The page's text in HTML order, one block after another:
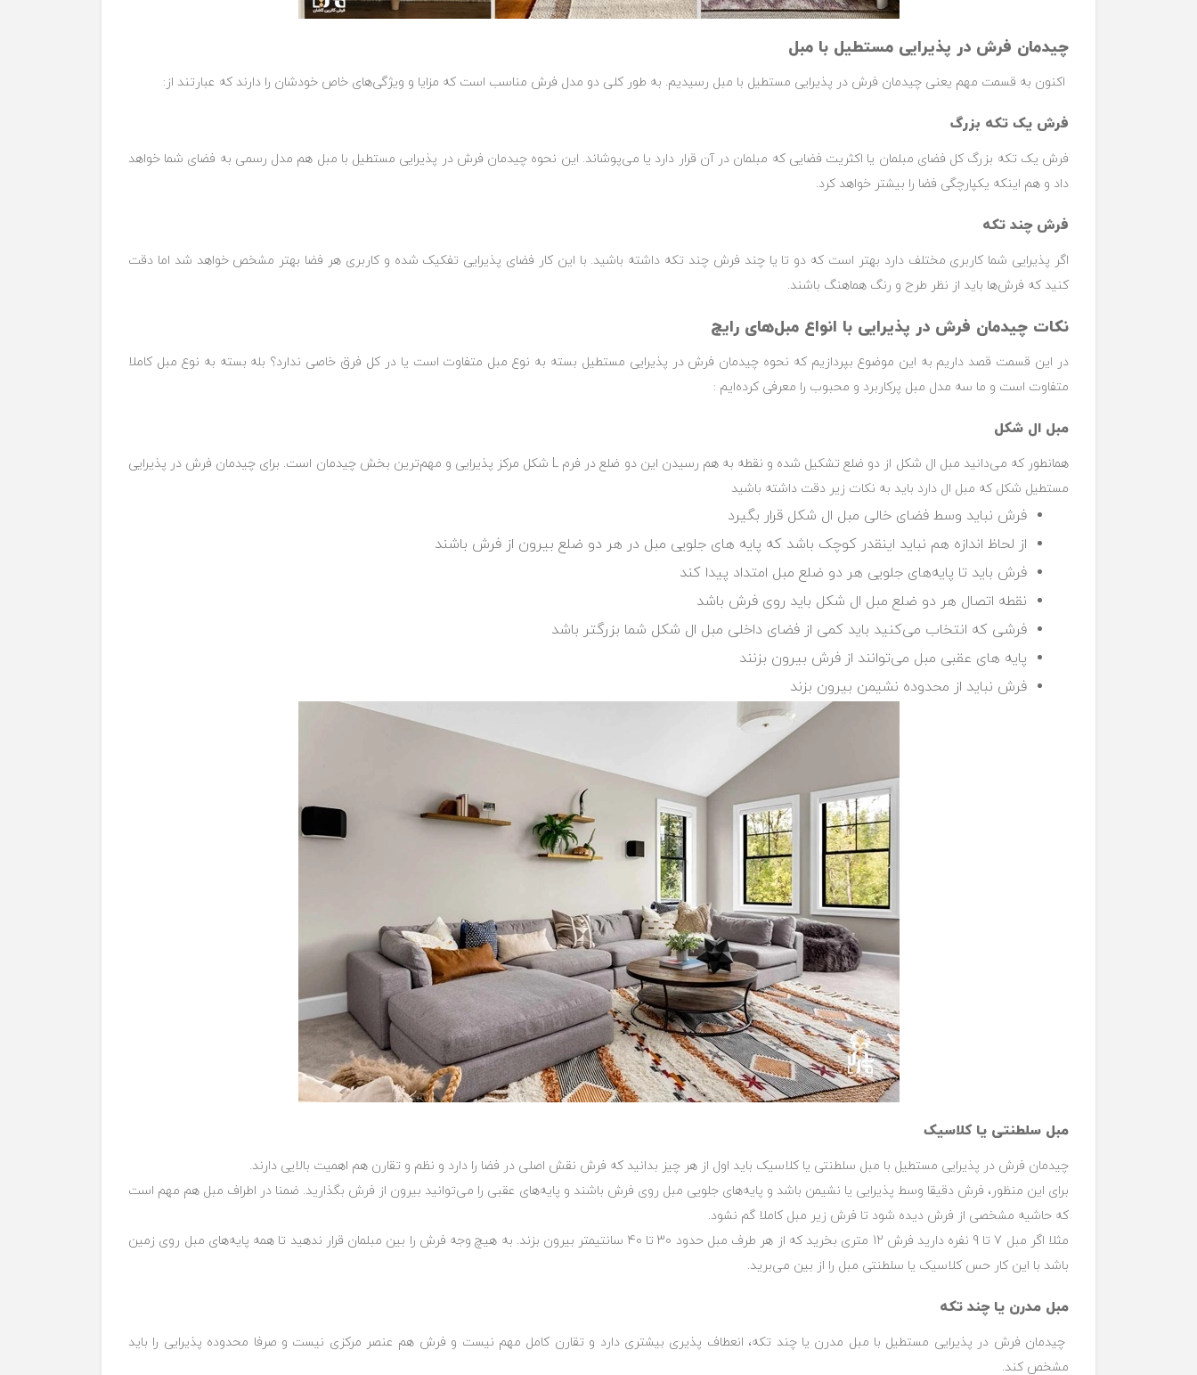
چیدمان فرش در پذیرایی مستطیل با مبل
اکنون به قسمت مهم یعنی چیدمان فرش در پذیرایی مستطیل با مبل رسیدیم. به طور کلی دو مدل فرش مناسب است که مزایا و ویژگی‌های خاص خودشان را دارند که عبارتند از:
فرش یک تکه بزرگ
فرش یک تکه بزرگ کل فضای مبلمان یا اکثریت فضایی که مبلمان در آن قرار دارد یا می‌پوشاند. این نحوه چیدمان فرش در پذیرایی مستطیل با مبل هم مدل رسمی به فضای شما خواهد
داد و هم اینکه یکپارچگی فضا را بیشتر خواهد کرد.
فرش چند تکه
اگر پذیرایی شما کاربری مختلف دارد بهتر است که دو تا یا چند فرش چند تکه داشته باشید. با این کار فضای پذیرایی تفکیک شده و کاربری هر فضا بهتر مشخص خواهد شد اما دقت
کنید که فرش‌ها باید از نظر طرح و رنگ هماهنگ باشند.
نکات چیدمان فرش در پذیرایی با انواع مبل‌های رایج
در این قسمت قصد داریم به این موضوع بپردازیم که نحوه چیدمان فرش در پذیرایی مستطیل بسته به نوع مبل متفاوت است یا در کل فرق خاصی ندارد؟ بله بسته به نوع مبل کاملا
متفاوت است و ما سه مدل مبل پرکاربرد و محبوب را معرفی کرده‌ایم :
مبل ال شکل
همانطور که می‌دانید مبل ال شکل از دو ضلع تشکیل شده و نقطه به هم رسیدن این دو ضلع در فرم L شکل مرکز پذیرایی و مهم‌ترین بخش چیدمان است. برای چیدمان فرش در پذیرایی
مستطیل شکل که مبل ال دارد باید به نکات زیر دقت داشته باشید
فرش نباید وسط فضای خالی مبل ال شکل قرار بگیرد
از لحاظ اندازه هم نباید اینقدر کوچک باشد که پایه های جلویی مبل در هر دو ضلع بیرون از فرش باشند
فرش باید تا پایه‌های جلویی هر دو ضلع مبل امتداد پیدا کند
نقطه اتصال هر دو ضلع مبل ال شکل باید روی فرش باشد
فرشی که انتخاب می‌کنید باید کمی از فضای داخلی مبل ال شکل شما بزرگتر باشد
پایه های عقبی مبل می‌توانند از فرش بیرون بزنند
فرش نباید از محدوده نشیمن بیرون بزند
مبل سلطنتی یا کلاسیک
چیدمان فرش در پذیرایی مستطیل با مبل سلطنتی یا کلاسیک باید اول از هر چیز بدانید که فرش نقش اصلی در فضا را دارد و نظم و تقارن هم اهمیت بالایی دارند.
برای این منظور، فرش دقیقا وسط پذیرایی یا نشیمن باشد و پایه‌های جلویی مبل روی فرش باشند و پایه‌های عقبی را می‌توانید بیرون از فرش بگذارید. ضمنا در اطراف مبل هم مهم است
که حاشیه مشخصی از فرش دیده شود تا فرش زیر مبل کاملا گم نشود.
مثلا اگر مبل 7 تا 9 نفره دارید فرش 12 متری بخرید که از هر طرف مبل حدود 30 تا 40 سانتیمتر بیرون بزند. به هیچ وجه فرش را بین مبلمان قرار ندهید تا همه پایه‌های مبل روی زمین
باشد با این کار حس کلاسیک یا سلطنتی مبل را از بین می‌برید.
مبل مدرن یا چند تکه
چیدمان فرش در پذیرایی مستطیل با مبل مدرن یا چند تکه، انعطاف پذیری بیشتری دارد و تقارن کامل مهم نیست و فرش هم عنصر مرکزی نیست و صرفا محدوده پذیرایی را باید
مشخص کند.